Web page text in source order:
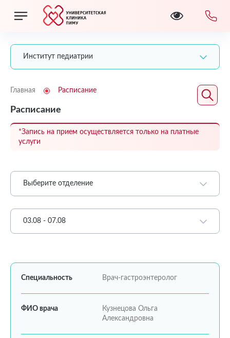
Институт педиатрии
Главная Расписание
Расписание
*Запись на прием осуществляется только на платные
услуги
Выберите отделение
03.08 - 07.08
Специальность Врач-гастроэнтеролог
ФИО врача
Кузнецова Ольга
Александровна